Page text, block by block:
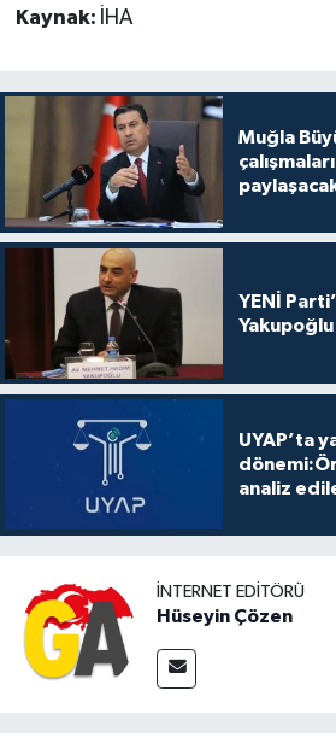
Kaynak: İHA
Muğla
YENİ
UYAP’ta
analiz
İNTERNET EDITÖRÜ
Hüseyin Çözen